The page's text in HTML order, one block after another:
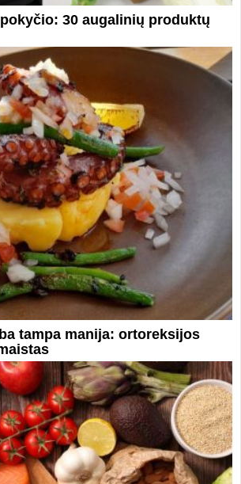
30 augalinių produktų
tampa manija: ortoreksijos